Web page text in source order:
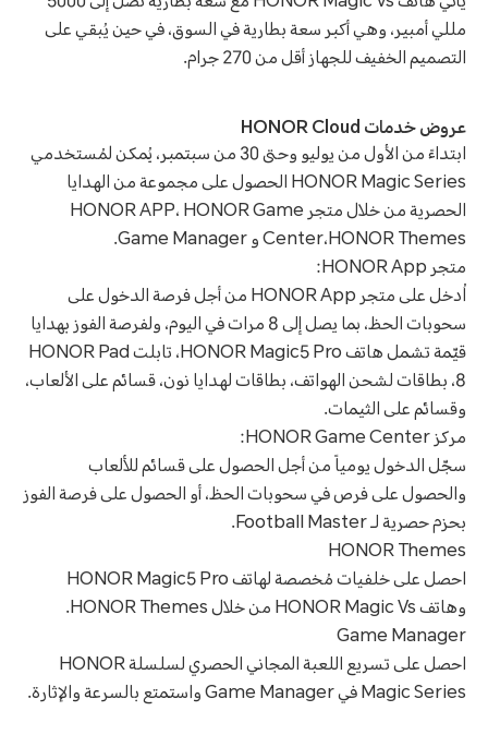
مللي أمبير، وهي أكبر سعة بطارية في السوق، في حين يُبقي على
التصميم الخفيف للجهاز أقل من 270 جرام.
عروض خدمات HONOR Cloud
ابتداءً من الأول من يوليو وحتى 30 من سبتمبر، يُمكن لمُستخدمي
HONOR Magic Series الحصول على مجموعة من الهدايا
الحصرية من خلال متجر HONOR APP، HONOR Game
Center،HONOR Themes و Game Manager.
متجر HONOR App:
اُدخل على متجر HONOR App من أجل فرصة الدخول على
سحوبات الحظ، بما يصل إلى 8 مرات في اليوم، ولفرصة الفوز بهدايا
قيّمة تشمل هاتف HONOR Magic5 Pro، تابلت HONOR Pad
8، بطاقات لشحن الهواتف، بطاقات لهدايا نون، قسائم على الألعاب،
وقسائم على الثيمات.
مركز HONOR Game Center:
سجّل الدخول يومياً من أجل الحصول على قسائم للألعاب
والحصول على فرص في سحوبات الحظ، أو الحصول على فرصة الفوز
بحزم حصرية لـ Football Master.
HONOR Themes
احصل على خلفيات مُخصصة لهاتف HONOR Magic5 Pro
وهاتف HONOR Magic Vs من خلال HONOR Themes.
Game Manager
احصل على تسريع اللعبة المجاني الحصري لسلسلة HONOR
Magic Series في Game Manager واستمتع بالسرعة والإثارة.